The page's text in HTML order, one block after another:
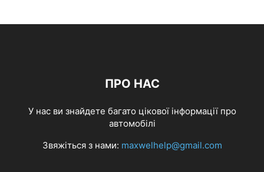
ПРО НАС
У нас ви знайдете багато цікової інформації про
автомобілі
Звяжіться з нами: maxwelhelp@gmail.com